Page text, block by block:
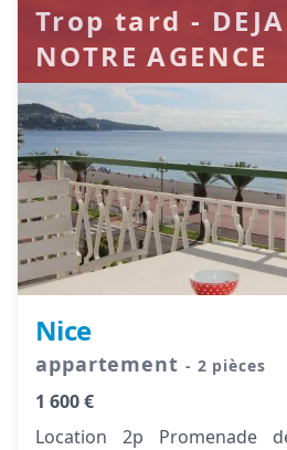
Trop tard - DEJA
NOTRE AGENCE
Nice
appartement - 2 pièces
1 600 €
Location 2p Promenade